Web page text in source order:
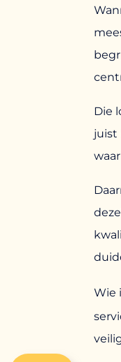
Die
juist
Wie